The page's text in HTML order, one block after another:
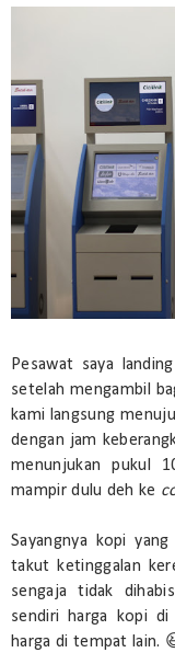
Pesawat saya
setelah mengambil
kami langsung
dengan jam
menunjukan pukul
mampir dulu deh ke
Sayangnya kopi
takut ketinggalan
sengaja tidak
sendiri harga kopi
harga di tempat lain.